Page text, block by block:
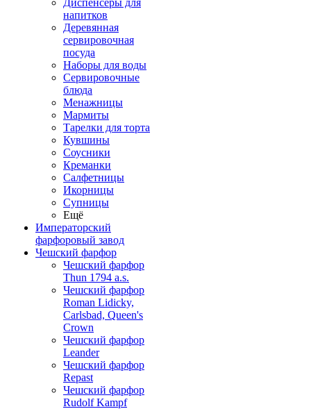
Диспенсеры для
напитков
Деревянная
сервировочная
посуда
Наборы для воды
Сервировочные
блюда
Менажницы
Мармиты
Тарелки для торта
Кувшины
Соусники
Креманки
Салфетницы
Икорницы
Супницы
Ещё
Императорский
фарфоровый завод
Чешский фарфор
Чешский фарфор
Thun 1794 a.s.
Чешский фарфор
Roman Lidicky,
Carlsbad, Queen's
Crown
Чешский фарфор
Leander
Чешский фарфор
Repast
Чешский фарфор
Rudolf Kampf